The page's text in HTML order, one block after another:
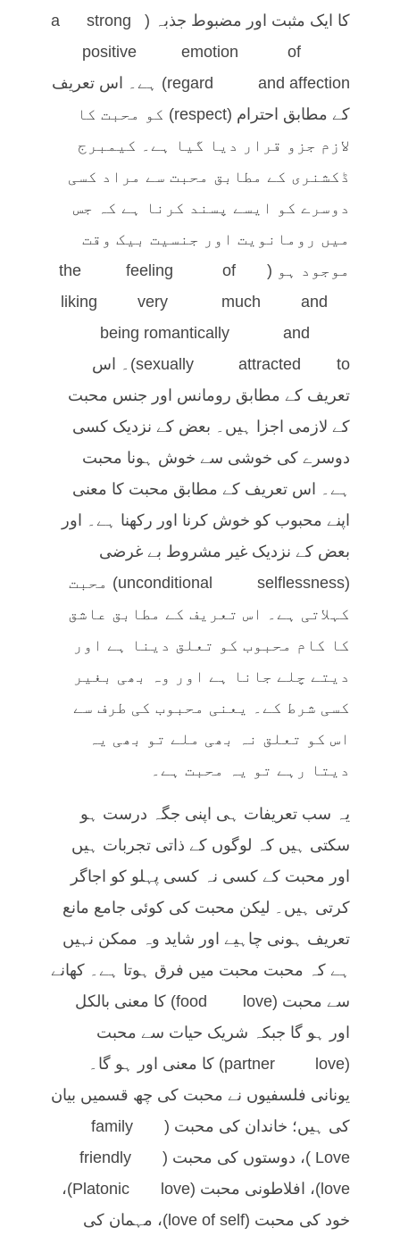
کا ایک مثبت اور مضبوط جذبہ (a strong
positive emotion of
regard and affection) ہے۔ اس تعریف
کے مطابق احترام (respect) کو محبت کا
لازم جزو قرار دیا گیا ہے۔ کیمبرج
ڈکشنری کے مطابق محبت سے مراد کسی
دوسرے کو ایسے پسند کرنا ہے کہ جس
میں رومانویت اور جنسیت بیک وقت
موجود ہو (the feeling of
liking very much and
being romantically and
sexually attracted to)۔ اس
تعریف کے مطابق رومانس اور جنس محبت
کے لازمی اجزا ہیں۔ بعض کے نزدیک کسی
دوسرے کی خوشی سے خوش ہونا محبت
ہے۔ اس تعریف کے مطابق محبت کا معنی
اپنے محبوب کو خوش کرنا اور رکھنا ہے۔ اور
بعض کے نزدیک غیر مشروط بے غرضی
(unconditional selflessness) محبت
کہلاتی ہے۔ اس تعریف کے مطابق عاشق
کا کام محبوب کو تعلق دینا ہے اور
دیتے چلے جانا ہے اور وہ بھی بغیر
کسی شرط کے۔ یعنی محبوب کی طرف سے
اس کو تعلق نہ بھی ملے تو بھی یہ
دیتا رہے تو یہ محبت ہے۔
یہ سب تعریفات ہی اپنی جگہ درست ہو
سکتی ہیں کہ لوگوں کے ذاتی تجربات ہیں
اور محبت کے کسی نہ کسی پہلو کو اجاگر
کرتی ہیں۔ لیکن محبت کی کوئی جامع مانع
تعریف ہونی چاہیے اور شاید وہ ممکن نہیں
ہے کہ محبت محبت میں فرق ہوتا ہے۔ کھانے
سے محبت (food love) کا معنی بالکل
اور ہو گا جبکہ شریک حیات سے محبت
(partner love) کا معنی اور ہو گا۔
یونانی فلسفیوں نے محبت کی چھ قسمیں بیان
کی ہیں؛ خاندان کی محبت (family
Love)، دوستوں کی محبت (friendly
love)، افلاطونی محبت (Platonic love)،
خود کی محبت (love of self)، مہمان کی